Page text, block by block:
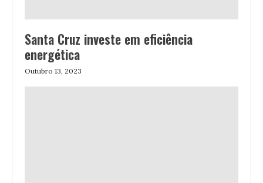
Santa Cruz investe em eficiência
energética
Outubro 13, 2023